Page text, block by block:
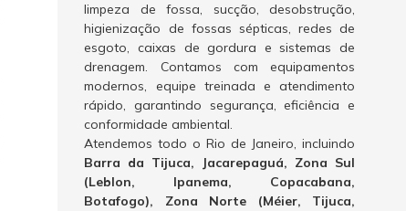
limpeza de fossa, sucção, desobstrução,
higienização de fossas sépticas, redes de
esgoto, caixas de gordura e sistemas de
drenagem. Contamos com equipamentos
modernos, equipe treinada e atendimento
rápido, garantindo segurança, eficiência e
conformidade ambiental.
Atendemos todo o Rio de Janeiro, incluindo
Barra da Tijuca, Jacarepaguá, Zona Sul
(Leblon, Ipanema, Copacabana,
Botafogo), Zona Norte (Méier, Tijuca,